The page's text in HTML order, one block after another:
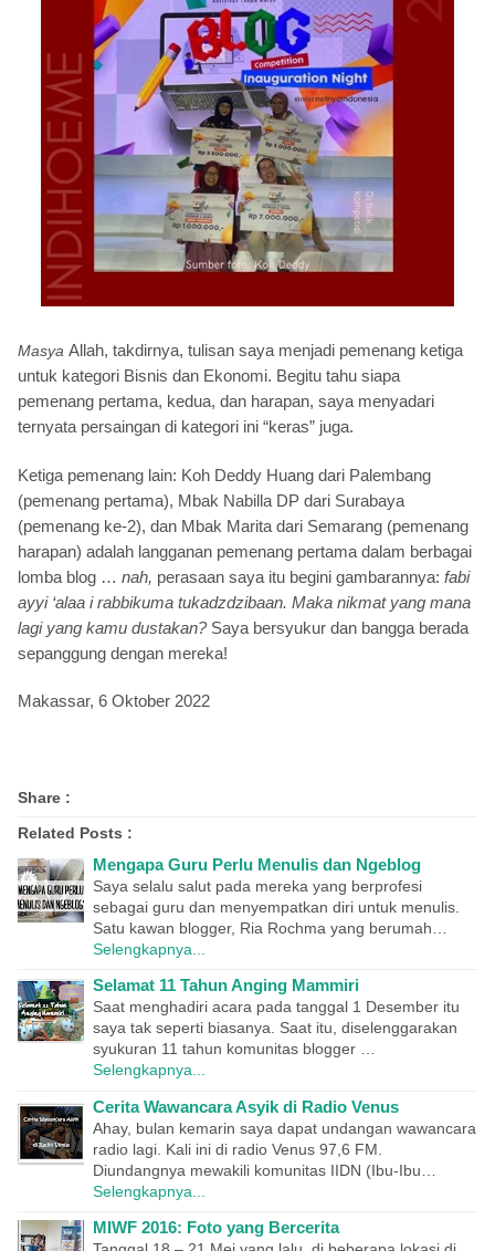
Masya Allah, takdirnya, tulisan saya menjadi pemenang ketiga
untuk kategori Bisnis dan Ekonomi. Begitu tahu siapa
pemenang pertama, kedua, dan harapan, saya menyadari
ternyata persaingan di kategori ini “keras” juga.
Ketiga pemenang lain: Koh Deddy Huang dari Palembang
(pemenang pertama), Mbak Nabilla DP dari Surabaya
(pemenang ke-2), dan Mbak Marita dari Semarang (pemenang
harapan) adalah langganan pemenang pertama dalam berbagai
lomba blog … nah, perasaan saya itu begini gambarannya: fabi
ayyi ‘alaa i rabbikuma tukadzdzibaan. Maka nikmat yang mana
lagi yang kamu dustakan? Saya bersyukur dan bangga berada
sepanggung dengan mereka!
Makassar, 6 Oktober 2022
Share :
Related Posts :
Mengapa Guru Perlu Menulis dan Ngeblog
Saya selalu salut pada mereka yang berprofesi
sebagai guru dan menyempatkan diri untuk menulis.
Satu kawan blogger, Ria Rochma yang berumah…
Selengkapnya...
Selamat 11 Tahun Anging Mammiri
Saat menghadiri acara pada tanggal 1 Desember itu
saya tak seperti biasanya. Saat itu, diselenggarakan
syukuran 11 tahun komunitas blogger …
Selengkapnya...
Cerita Wawancara Asyik di Radio Venus
Ahay, bulan kemarin saya dapat undangan wawancara
radio lagi. Kali ini di radio Venus 97,6 FM.
Diundangnya mewakili komunitas IIDN (Ibu-Ibu…
Selengkapnya...
MIWF 2016: Foto yang Bercerita